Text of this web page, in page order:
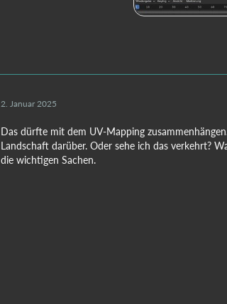
2. Januar 2025
Das dürfte mit dem UV-Mapping
Landschaft darüber. Oder sehe ich das verkehrt?
die wichtigen Sachen.